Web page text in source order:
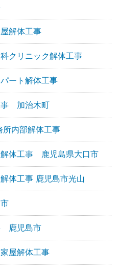
解体工事
クリニック解体工事
ート解体工事
事 加治木町
内部解体工事
体工事 鹿児島県大口市
体工事 鹿児島市光山
鹿児島市
屋解体工事